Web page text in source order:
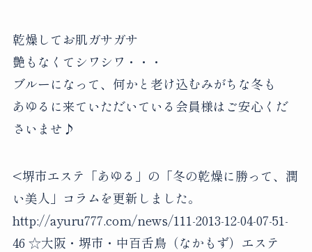
乾燥してお肌ガサガサ
艶もなくてシワシワ・・・
ブルーになって、何かと老け込むみがちな冬も
あゆるに来ていただいている会員様はご安心くだ
さいませ♪
<堺市エステ「あゆる」の「冬の乾燥に勝って、潤
い美人」コラムを更新しました。
http://ayuru777.com/news/111-2013-12-04-07-51-
46 ☆大阪・堺市・中百舌鳥（なかもず）エステ